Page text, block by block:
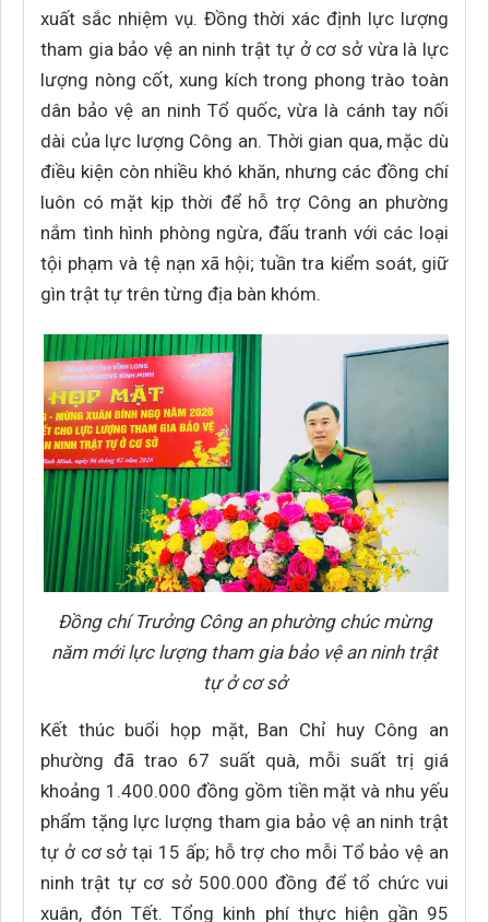
xuất sắc nhiệm vụ. Đồng thời xác định lực lượng
tham gia bảo vệ an ninh trật tự ở cơ sở vừa là lực
lượng nòng cốt, xung kích trong phong trào toàn
dân bảo vệ an ninh Tổ quốc, vừa là cánh tay nối
dài của lực lượng Công an. Thời gian qua, mặc dù
điều kiện còn nhiều khó khăn, nhưng các đồng chí
luôn có mặt kịp thời để hỗ trợ Công an phường
nắm tình hình phòng ngừa, đấu tranh với các loại
tội phạm và tệ nạn xã hội; tuần tra kiểm soát, giữ
gìn trật tự trên từng địa bàn khóm.
Đồng chí Trưởng Công an phường chúc mừng
năm mới lực lượng tham gia bảo vệ an ninh trật
tự ở cơ sở
Kết thúc buổi họp mặt, Ban Chỉ huy Công an
phường đã trao 67 suất quà, mỗi suất trị giá
khoảng 1.400.000 đồng gồm tiền mặt và nhu yếu
phẩm tặng lực lượng tham gia bảo vệ an ninh trật
tự ở cơ sở tại 15 ấp; hỗ trợ cho mỗi Tổ bảo vệ an
ninh trật tự cơ sở 500.000 đồng để tổ chức vui
xuân, đón Tết. Tổng kinh phí thực hiện gần 95